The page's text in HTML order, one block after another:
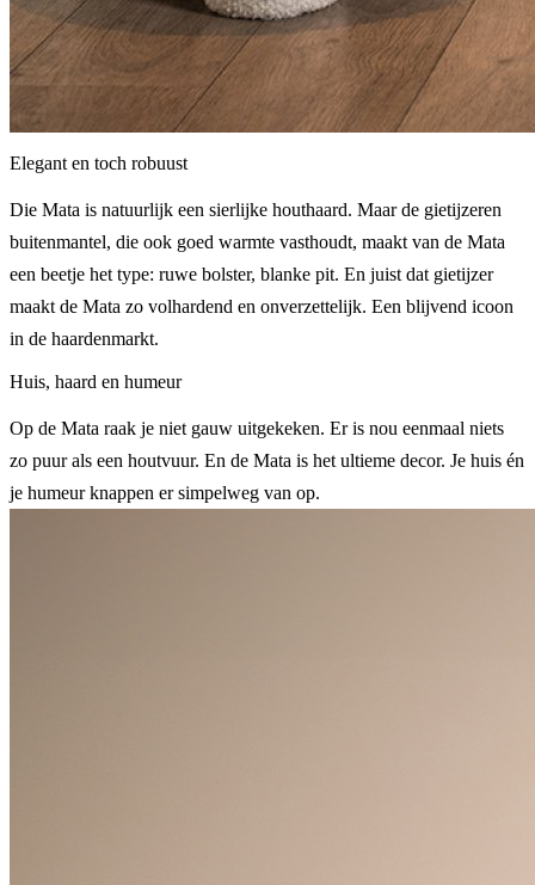
Elegant en toch robuust
Die Mata is natuurlijk een sierlijke houthaard. Maar de gietijzeren
buitenmantel, die ook goed warmte vasthoudt, maakt van de Mata
een beetje het type: ruwe bolster, blanke pit. En juist dat gietijzer
maakt de Mata zo volhardend en onverzettelijk. Een blijvend icoon
in de haardenmarkt.
Huis, haard en humeur
Op de Mata raak je niet gauw uitgekeken. Er is nou eenmaal niets
zo puur als een houtvuur. En de Mata is het ultieme decor. Je huis én
je humeur knappen er simpelweg van op.